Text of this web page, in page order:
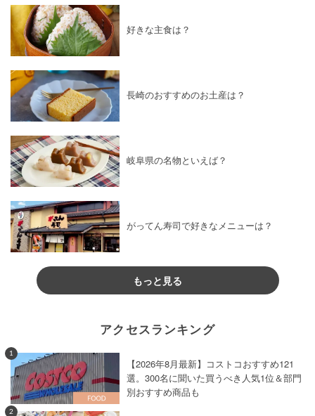
好きな主食は？
長崎のおすすめのお土産は？
岐阜県の名物といえば？
がってん寿司で好きなメニューは？
もっと見る
アクセスランキング
1
【2026年8月最新】コストコおすすめ121
選。300名に聞いた買うべき人気1位＆部門
別おすすめ商品も
2